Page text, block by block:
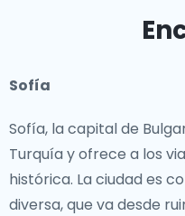
del Templo de
del Mundo Antiguo, y
imprescindibles para los
Península de
importancia en la
un solemne
historia global.
Sofía
Sofía, la capital de
Turquía y ofrece a los
histórica. La ciudad es
diversa, que va desde